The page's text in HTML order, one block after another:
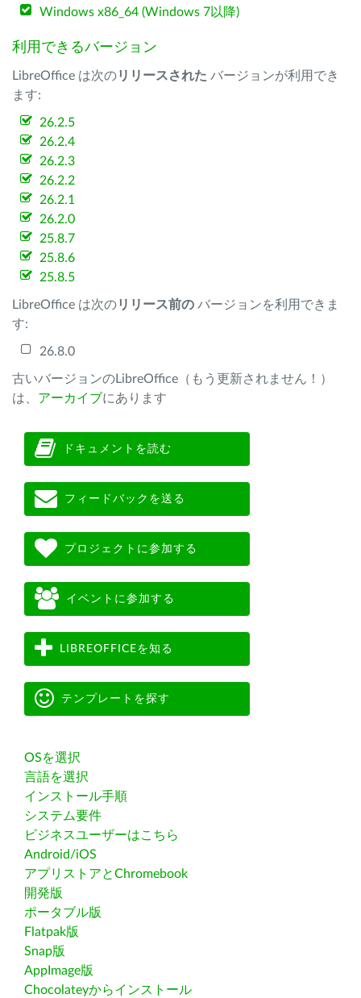
Windows x86_64 (Windows 7以降)
利用できるバージョン
LibreOffice は次のリリースされた バージョンが利用でき
ます:
26.2.5
26.2.4
26.2.3
26.2.2
26.2.1
26.2.0
25.8.7
25.8.6
25.8.5
LibreOffice は次のリリース前の バージョンを利用できま
す:
26.8.0
古いバージョンのLibreOffice（もう更新されません！）
は、 アーカイブにあります
ドキュメントを読む
フィードバックを送る
プロジェクトに参加する
イベントに参加する
LIBREOFFICEを知る
テンプレートを探す
OSを選択
言語を選択
インストール手順
システム要件
ビジネスユーザーはこちら
Android/iOS
アプリストアとChromebook
開発版
ポータブル版
Flatpak版
Snap版
AppImage版
Chocolateyからインストール